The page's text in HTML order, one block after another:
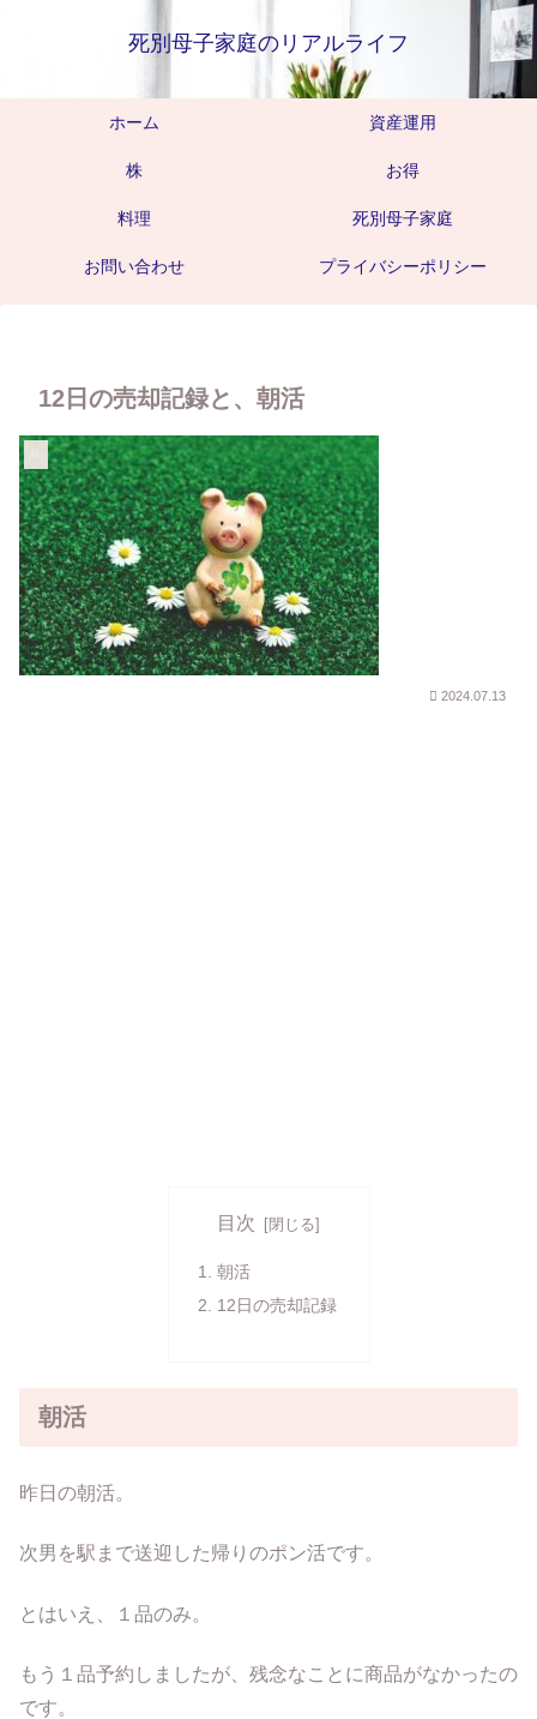
死別母子家庭のリアルライフ
ホーム 資産運用
株 お得
料理 死別母子家庭
お問い合わせ プライバシーポリシー
12日の売却記録と、朝活
2024.07.13
目次
朝活
12日の売却記録
朝活
昨日の朝活。
次男を駅まで送迎した帰りのポン活です。
とはいえ、１品のみ。
もう１品予約しましたが、残念なことに商品がなかったの
です。